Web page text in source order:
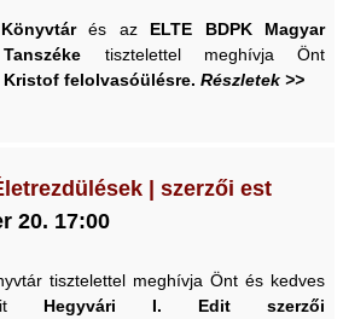
és az ELTE BDPK Magyar
tisztelettel meghívja Önt
felolvasóülésre. Részletek >>
| szerzői est
20. 17:00
tisztelettel meghívja Önt és kedves
Hegyvári I. Edit szerzői